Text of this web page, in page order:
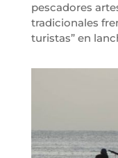
pescadores
tradicionales
turistas” en